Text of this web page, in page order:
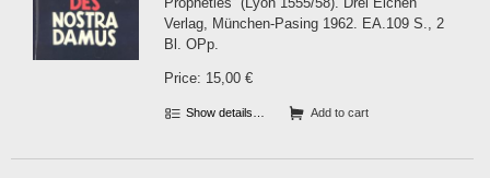
Verlag, München-Pasing 1962. EA.109 S., 2
Bl. OPp.
Price: 15,00 €
Show details… Add to cart